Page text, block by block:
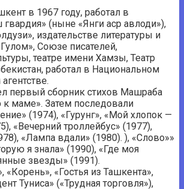
в 1967 году, работал в
гвардия» (ныне «Янги аср авлоди»),
издательстве литературы и
Союзе писателей,
театре имени Хамзы, Театр
работал в Национальном
первый сборник стихов Машраба
маме». Затем последовали
(1974), «Гурунг», «Мой хлопок —
«Вечерний троллейбус» (1977),
«Лампа вдали» (1980). ), «Слово»»
я знала» (1990), «Где моя
звезды» (1991).
«Корень», «Гостья из Ташкента»,
Туниса» («Трудная торговля»),